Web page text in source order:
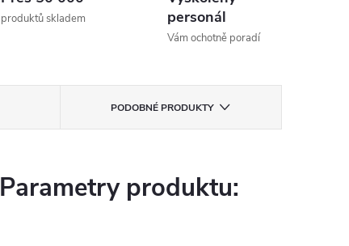
produktů skladem
personál
Vám ochotně poradí
PODOBNÉ PRODUKTY
Parametry produktu: